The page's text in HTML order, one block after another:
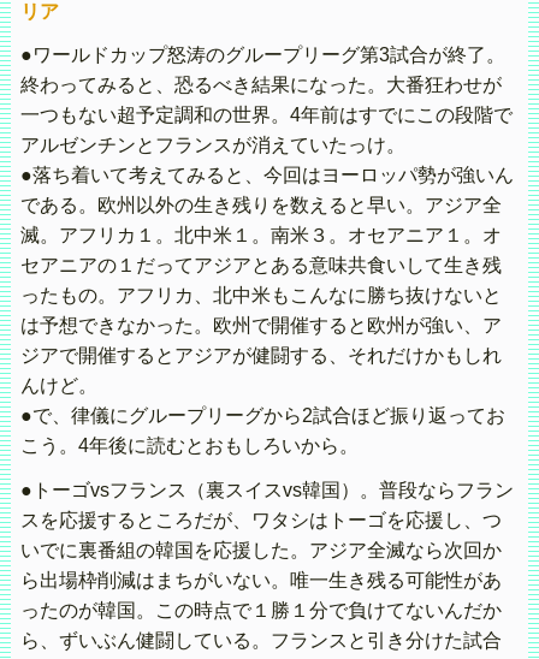
リア
●ワールドカップ怒涛のグループリーグ第3試合が終了。
終わってみると、恐るべき結果になった。大番狂わせが
一つもない超予定調和の世界。4年前はすでにこの段階で
アルゼンチンとフランスが消えていたっけ。
●落ち着いて考えてみると、今回はヨーロッパ勢が強いん
である。欧州以外の生き残りを数えると早い。アジア全
滅。アフリカ１。北中米１。南米３。オセアニア１。オ
セアニアの１だってアジアとある意味共食いして生き残
ったもの。アフリカ、北中米もこんなに勝ち抜けないと
は予想できなかった。欧州で開催すると欧州が強い、ア
ジアで開催するとアジアが健闘する、それだけかもしれ
んけど。
●で、律儀にグループリーグから2試合ほど振り返ってお
こう。4年後に読むとおもしろいから。
●トーゴvsフランス（裏スイスvs韓国）。普段ならフラン
スを応援するところだが、ワタシはトーゴを応援し、つ
いでに裏番組の韓国を応援した。アジア全滅なら次回か
ら出場枠削減はまちがいない。唯一生き残る可能性があ
ったのが韓国。この時点で１勝１分で負けてないんだか
ら、ずいぶん健闘している。フランスと引き分けた試合